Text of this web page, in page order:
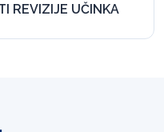
REVIZIJE UČINKA